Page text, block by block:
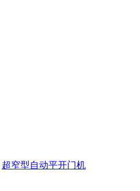
超窄型自动平开门机